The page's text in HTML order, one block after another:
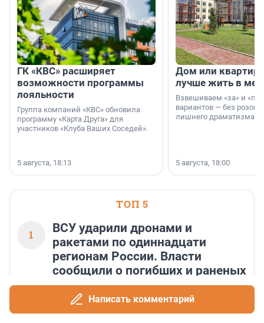
ГК «КВС» расширяет
возможности программы
лояльности
Группа компаний «КВС» обновила
программу «Карта Друга» для
участников «Клуба Ваших Соседей».
5 августа, 18:13
Дом или
лучше жить в
Взвешиваем «за» и
вариантов — без
лишнего драматизма.
5 августа, 18:00
ТОП 5
1
ВСУ ударили дронами и
ракетами по одиннадцати
регионам России. Власти
сообщили о погибших и раненых
101 786
Написать комментарий